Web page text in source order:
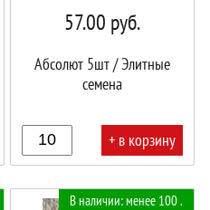
57.00 руб.
Абсолют 5шт / Элитные
семена
+ в корзину
В наличии: менее 100 .